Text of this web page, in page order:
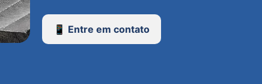
📱 Entre em contato